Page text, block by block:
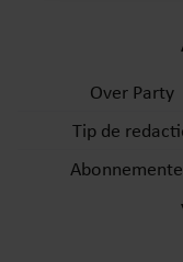
partners voor
informatie die u
verzameld op
gebruiken.
Over Party
Tip de